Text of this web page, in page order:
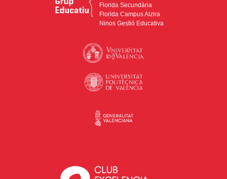
Florida Secundària
Florida Campus Alzira
Ninos Gestió Educativa